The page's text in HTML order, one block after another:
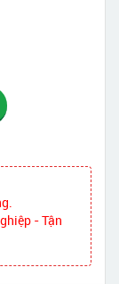
- Tận